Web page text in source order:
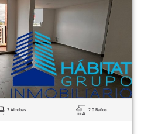
2 Alcobas 2.0 Baños